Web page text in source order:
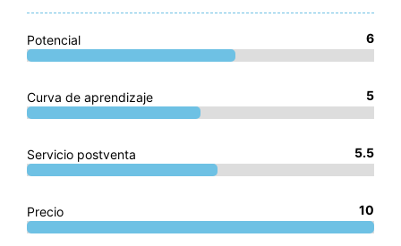
Potencial 6
Curva de aprendizaje 5
Servicio postventa 5.5
Precio 10